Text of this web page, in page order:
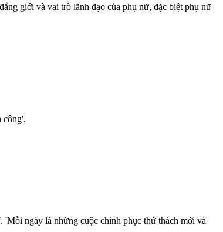
giới và vai trò lãnh đạo của phụ nữ, đặc biệt phụ nữ
công'.
ngày là những cuộc chinh phục thử thách mới và